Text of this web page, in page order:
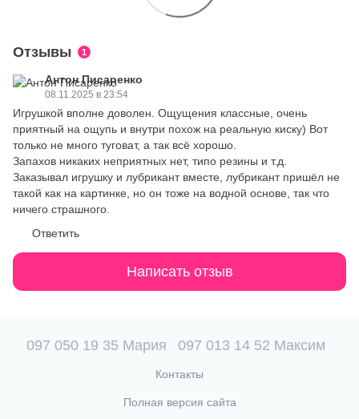
Отзывы 1
Антон Писаренко
08.11.2025 в 23:54
Игрушкой вполне доволен. Ощущения классные, очень
приятный на ощупь и внутри похож на реальную киску) Вот
только не много туговат, а так всё хорошо.
Запахов никаких неприятных нет, типо резины и т.д.
Заказывал игрушку и лубрикант вместе, лубрикант пришёл не
такой как на картинке, но он тоже на водной основе, так что
ничего страшного.
Ответить
Написать отзыв
097 050 19 35 Мария 097 013 14 52 Максим
Контакты
Полная версия сайта